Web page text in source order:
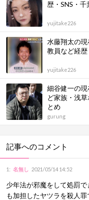
歴・SNS・
yujitake226
水藤翔太の
教員など経
yujitake226
細谷健一の
ど家族・浅
とめ
gurung
記事へのコメント
1 : 名無し 2021/05/14 14:52
少年法が邪魔をして処罰
も加担したヤツラを殺人